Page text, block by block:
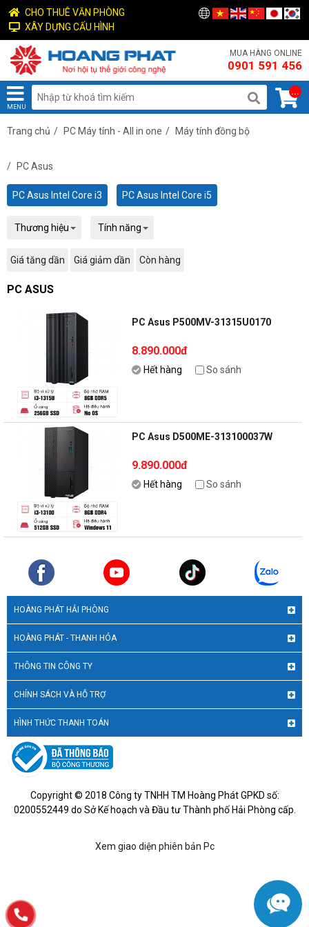
CHO THUÊ VĂN PHÒNG
XÂY DỰNG CẤU HÌNH
MUA HÀNG ONLINE
0901 591 456
MENU
...
Trang chủ / PC Máy tính - All in one / Máy tính đồng bộ
/ PC Asus
PC Asus Intel Core i3 PC Asus Intel Core i5
Thương hiệu Tính năng
Giá tăng dần Giá giảm dần Còn hàng
PC ASUS
PC Asus P500MV-31315U0170
8.890.000đ
Hết hàng So sánh
PC Asus D500ME-313100037W
9.890.000đ
Hết hàng So sánh
HOÀNG PHÁT HẢI PHÒNG
HOÀNG PHÁT - THANH HÓA
THÔNG TIN CÔNG TY
CHÍNH SÁCH VÀ HỖ TRỢ
HÌNH THỨC THANH TOÁN
Copyright © 2018 Công ty TNHH TM Hoàng Phát GPKD số:
0200552449 do Sở Kế hoạch và Đầu tư Thành phố Hải Phòng cấp.
Xem giao diện phiên bản Pc